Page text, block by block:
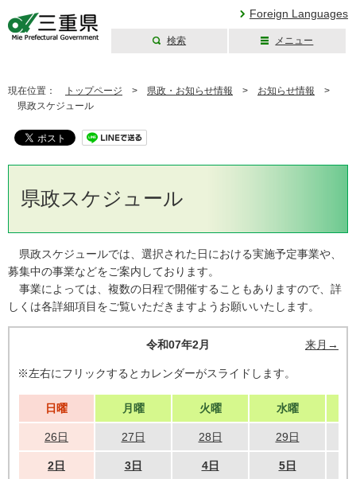
Foreign Languages
検索 メニュー
現在位置： トップページ > 県政・お知らせ情報 > お知らせ情報 >
県政スケジュール
県政スケジュール
県政スケジュールでは、選択された日における実施予定事業や、
募集中の事業などをご案内しております。
事業によっては、複数の日程で開催することもありますので、詳
しくは各詳細項目をご覧いただきますようお願いいたします。
令和07年2月 来月→
※左右にフリックするとカレンダーがスライドします。
日曜 月曜 火曜 水曜
26日 27日 28日 29日
2日 3日 4日 5日